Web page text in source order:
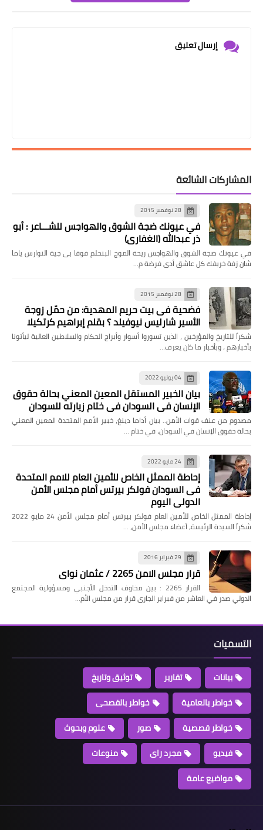
إرسال تعليق
المشاركات الشائعة
28 نوفمبر 2015
في عيونك ضجة الشوق والهواجس للشـــاعر : أبو
ذر عبدالله (الغفاري)
في عيونك ضجة الشوق والهواجس ريحة الموج البنحلم فوقا بى جية النوارس ياما
شان زفة خريفك كل عاشق أدى فرضة م…
28 نوفمبر 2015
فضحية فى بيت حريم المهدية: من حمّل زوجة
الأسير شارليس نيوفيلد ؟ بقلم إبراهيم كرتكيلا
شكراً للتاريخ والمؤرخين ، الذين تسوروا أسوار وأبراج الحكام والسلاطين العالية ليأتونا
بأخبارهم ، وبأخبار ما كان يعرف…
04 يونيو 2022
بيان الخبير المستقل المعين المعني بحالة حقوق
الإنسان في السودان في ختام زيارته للسودان
مصدوم من عنف قوات الأمن.. بيان أداما دينغ، خبير الأمم المتحدة المعين المعني
بحالة حقوق الإنسان في السودان، في ختام …
24 مايو 2022
إحاطة الممثل الخاص للأمين العام للامم المتحدة
فى السودان فولكر بيرتس أمام مجلس الأمن
الدولي اليوم
إحاطة الممثل الخاص للأمين العام فولكر بيرتس أمام مجلس الأمن 24 مايو 2022
شكراً السيدة الرئيسة، أعضاء مجلس الأمن، …
29 فبراير 2016
قرار مجلس الامن 2265 / عثمان نواى
القرار 2265 : بين مخاوف التدخل الأجنبي ومسؤولية المجتمع
الدولي صدر في العاشر من فبراير الجارى قرار من مجلس الأم…
التسميات
بيانات تقارير
توثيق وتاريخ
خواطر بالعامية
خواطر بالفصحى
خواطر قصصية
صور
علوم وبحوث
فيديو
مجرد راى
منوعات
مواضيع عامة